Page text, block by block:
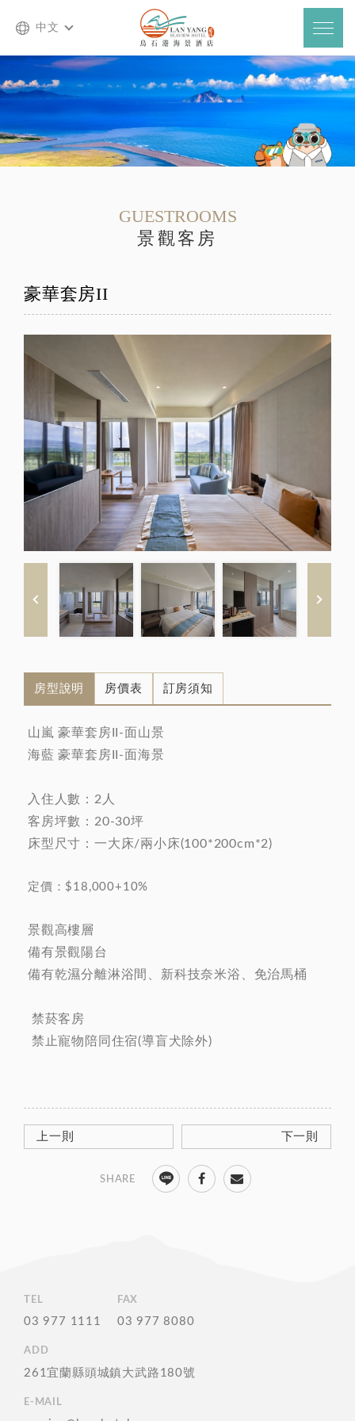
GUESTROOMS
景觀客房
豪華套房II
房型說明 房價表 訂房須知
山嵐 豪華套房II-面山景
海藍 豪華套房II-面海景
入住人數：2人
客房坪數：20-30坪
床型尺寸：一大床/兩小床(100*200cm*2)
定價：$18,000+10%
景觀高樓層
備有景觀陽台
備有乾濕分離淋浴間、新科技奈米浴、免治馬桶
禁菸客房
禁止寵物陪同住宿(導盲犬除外)
上一則 下一則
TEL
03 977 1111
FAX
03 977 8080
ADD
261宜蘭縣頭城鎮大武路180號
E-MAIL
中文